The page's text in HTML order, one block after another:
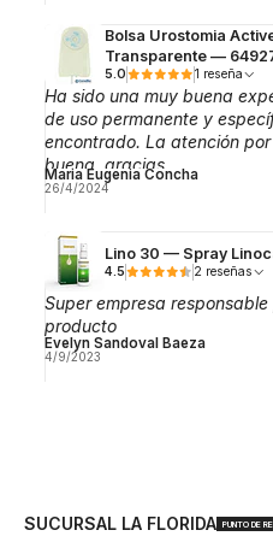
Bolsa Urostomia
Transparente —
5.0 1 reseña
Ha sido una muy buena
de uso permanente y
encontrado. La atención
buena, gracias.
Maria Eugenia Concha
26/4/2024
Lino 30 — Spray
4.5 2 reseñas
Super empresa
producto
Evelyn Sandoval Baeza
4/9/2023
SUCURSAL LA FLORIDA PUNTO DE